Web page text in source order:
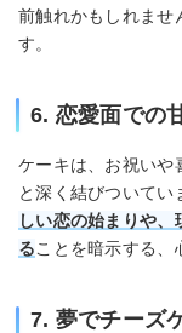
前触れかもしれませ
す。
6. 恋愛面での
ケーキは、お祝いや
と深く結びついてい
しい恋の始まりや、
ることを暗示する、
7. 夢でチーズ